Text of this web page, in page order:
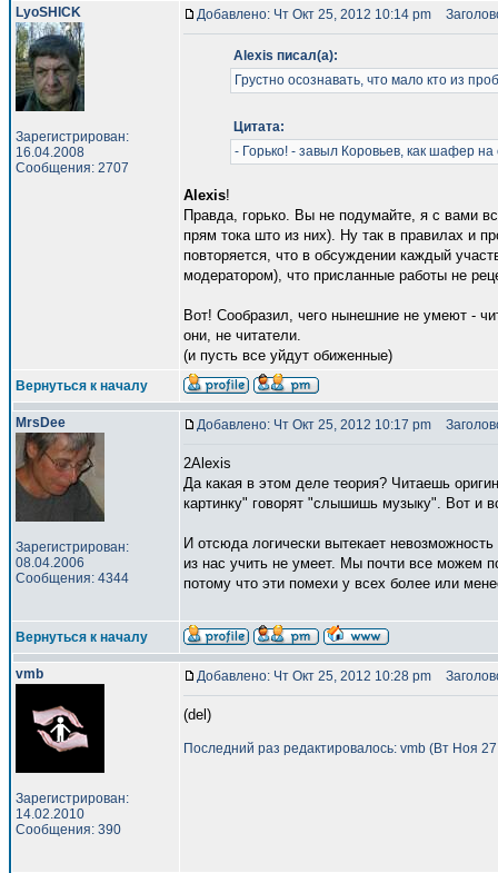
LyoSHICK
Зарегистрирован:
16.04.2008
Сообщения: 2707
Добавлено: Чт Окт 25, 2012 10:14 pm
Alexis писал(а):
Грустно осознавать, что мало кто из
Цитата:
- Горько! - завыл Коровьев, как шафер на
Alexis!
Правда, горько. Вы не подумайте, я с вами
прям тока што из них). Ну так в правилах и
повторяется, что в обсуждении каждый
модератором), что присланные работы не
Вот! Сообразил, чего нынешние не умеют -
они, не читатели.
(и пусть все уйдут обиженные)
Вернуться к началу
MrsDee
Зарегистрирован:
08.04.2006
Сообщения: 4344
Добавлено: Чт Окт 25, 2012 10:17 pm
2Alexis
Да какая в этом деле теория? Читаешь
картинку" говорят "слышишь музыку". Вот и
И отсюда логически вытекает
из нас учить не умеет. Мы почти все можем
потому что эти помехи у всех более или
Вернуться к началу
vmb
Зарегистрирован:
14.02.2010
Сообщения: 390
Добавлено: Чт Окт 25, 2012 10:28 pm
(del)
Последний раз редактировалось: vmb (Вт Ноя